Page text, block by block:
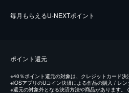
毎⽉もらえるU-NEXTポイント
ポイント還元
※40％ポイント還元の対象は、クレジットカード決
※iOSアプリのUコイン決済による作品の購入 / レン
※還元の対象外となる決済方法や商品があります。